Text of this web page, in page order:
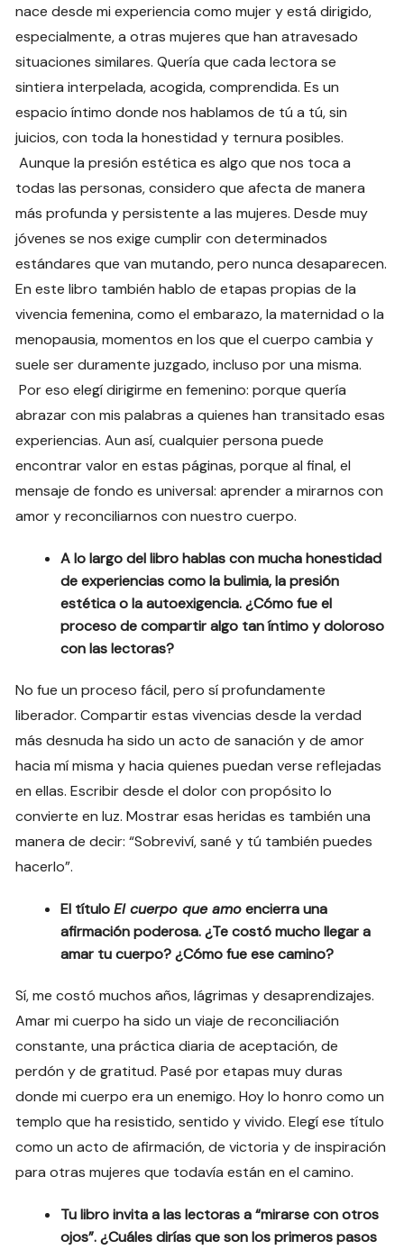
nace desde mi experiencia como mujer y está dirigido,
especialmente, a otras mujeres que han atravesado
situaciones similares. Quería que cada lectora se
sintiera interpelada, acogida, comprendida. Es un
espacio íntimo donde nos hablamos de tú a tú, sin
juicios, con toda la honestidad y ternura posibles.
Aunque la presión estética es algo que nos toca a
todas las personas, considero que afecta de manera
más profunda y persistente a las mujeres. Desde muy
jóvenes se nos exige cumplir con determinados
estándares que van mutando, pero nunca desaparecen.
En este libro también hablo de etapas propias de la
vivencia femenina, como el embarazo, la maternidad o la
menopausia, momentos en los que el cuerpo cambia y
suele ser duramente juzgado, incluso por una misma.
Por eso elegí dirigirme en femenino: porque quería
abrazar con mis palabras a quienes han transitado esas
experiencias. Aun así, cualquier persona puede
encontrar valor en estas páginas, porque al final, el
mensaje de fondo es universal: aprender a mirarnos con
amor y reconciliarnos con nuestro cuerpo.
A lo largo del libro hablas con mucha honestidad
de experiencias como la bulimia, la presión
estética o la autoexigencia. ¿Cómo fue el
proceso de compartir algo tan íntimo y doloroso
con las lectoras?
No fue un proceso fácil, pero sí profundamente
liberador. Compartir estas vivencias desde la verdad
más desnuda ha sido un acto de sanación y de amor
hacia mí misma y hacia quienes puedan verse reflejadas
en ellas. Escribir desde el dolor con propósito lo
convierte en luz. Mostrar esas heridas es también una
manera de decir: “Sobreviví, sané y tú también puedes
hacerlo”.
El títuloEl cuerpo que amoencierra una
afirmación poderosa. ¿Te costó mucho llegar a
amar tu cuerpo? ¿Cómo fue ese camino?
Sí, me costó muchos años, lágrimas y desaprendizajes.
Amar mi cuerpo ha sido un viaje de reconciliación
constante, una práctica diaria de aceptación, de
perdón y de gratitud. Pasé por etapas muy duras
donde mi cuerpo era un enemigo. Hoy lo honro como un
templo que ha resistido, sentido y vivido. Elegí ese título
como un acto de afirmación, de victoria y de inspiración
para otras mujeres que todavía están en el camino.
Tu libro invita a las lectoras a “mirarse con otros
ojos”. ¿Cuáles dirías que son los primeros pasos